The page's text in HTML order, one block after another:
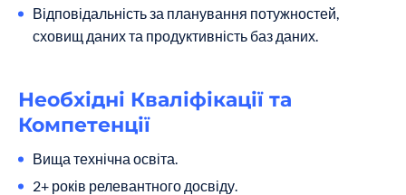
Відповідальність за планування потужностей,
сховищ даних та продуктивність баз даних.
Необхідні Кваліфікації та
Компетенції
Вища технічна освіта.
2+ років релевантного досвіду.